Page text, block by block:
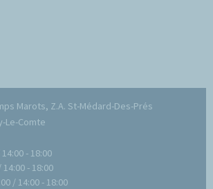
Marots, Z.A. St-Médard-Des-Prés
Le-Comte
- 18:00
14:00 - 18:00
/ 14:00 - 18:00